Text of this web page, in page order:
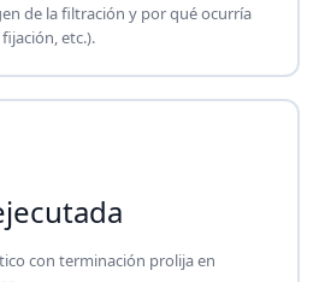
de la filtración y por qué ocurría
etc.).
con terminación prolija en